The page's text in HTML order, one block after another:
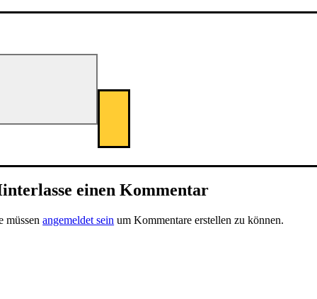
einen Kommentar
müssenangemeldet sein um Kommentare erstellen zu können.